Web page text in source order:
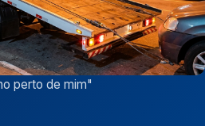
perto de mim"